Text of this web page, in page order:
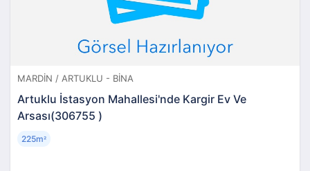
MARDIN / ARTUKLU - BINA
Artuklu İstasyon Mahallesi'nde Kargir Ev Ve
Arsası(306755 )
225m²